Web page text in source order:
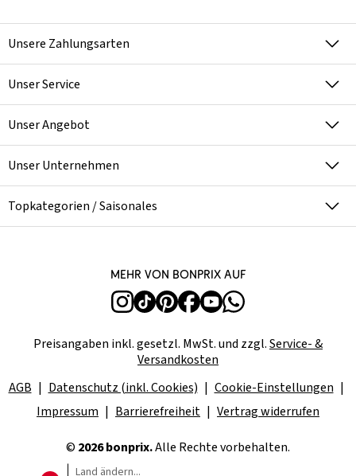
Unsere Zahlungsarten
Unser Service
Unser Angebot
Unser Unternehmen
Topkategorien / Saisonales
Mehr von bonprix auf
Preisangaben inkl. gesetzl. MwSt. und zzgl.Service- &
Versandkosten
AGB
Datenschutz (inkl. Cookies)
Cookie-Einstellungen
Impressum
Barrierefreiheit Vertrag widerrufen
© 2026 bonprix.Alle Rechte vorbehalten.
Land ändern...